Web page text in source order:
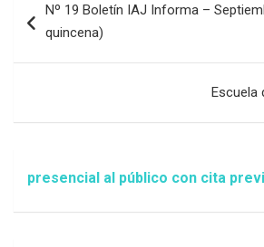
de
Nº 19 Boletín IAJ Informa –
quincena)
Escuela
al público con cita previa.